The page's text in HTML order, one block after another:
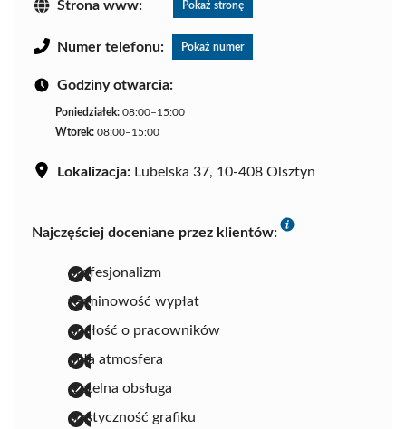
Strona www: Pokaż stronę
Numer telefonu: Pokaż numer
Godziny otwarcia:
Poniedziałek: 08:00–15:00
Wtorek: 08:00–15:00
Lokalizacja: Lubelska 37, 10-408 Olsztyn
Najczęściej doceniane przez klientów:
profesjonalizm
terminowość wypłat
dbałość o pracowników
miła atmosfera
rzetelna obsługa
elastyczność grafiku